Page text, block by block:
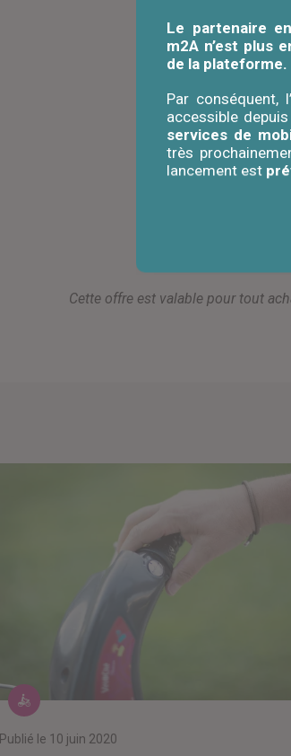
Cette offre est valable pour tout
Les vélos en libre-
Publié le 10 juin 2020
Le partenaire
m2A n’est plus
de la plateforme.
Par conséquent,
accessible
services de
très
lancement est